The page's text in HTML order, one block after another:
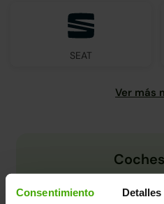
Consentimiento Detalles
SEAT